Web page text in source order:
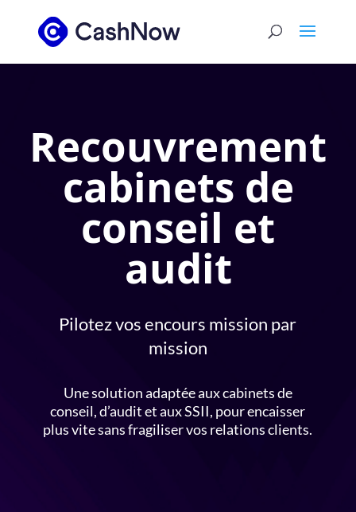
Recouvrement
cabinets de
conseil et
audit
Pilotez vos encours mission par
mission
Une solution adaptée aux cabinets de
conseil, d’audit et aux SSII, pour encaisser
plus vite sans fragiliser vos relations clients.